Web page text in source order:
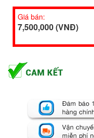
Giá bán:
7,500,000 (VNĐ)